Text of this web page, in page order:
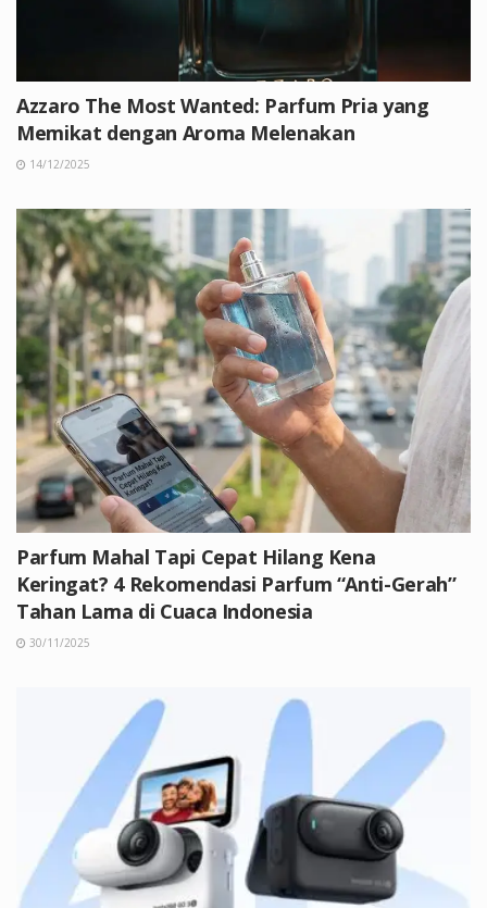
Azzaro The Most Wanted: Parfum Pria yang
Memikat dengan Aroma Melenakan
14/12/2025
Parfum Mahal Tapi Cepat Hilang Kena
Keringat? 4 Rekomendasi Parfum “Anti-Gerah”
Tahan Lama di Cuaca Indonesia
30/11/2025